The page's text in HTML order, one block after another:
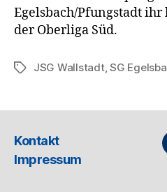
Egelsbach/Pfungstadt
der Oberliga Süd.
Schlagwörter
JSG Wallstadt,SG
Kontakt
Impressum